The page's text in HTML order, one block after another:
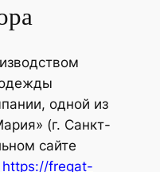
одной из
(г. Санкт-
сайте
https://fregat-